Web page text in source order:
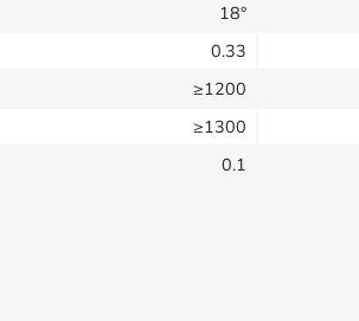
18°
0.33
≥1200
≥1300
0.1